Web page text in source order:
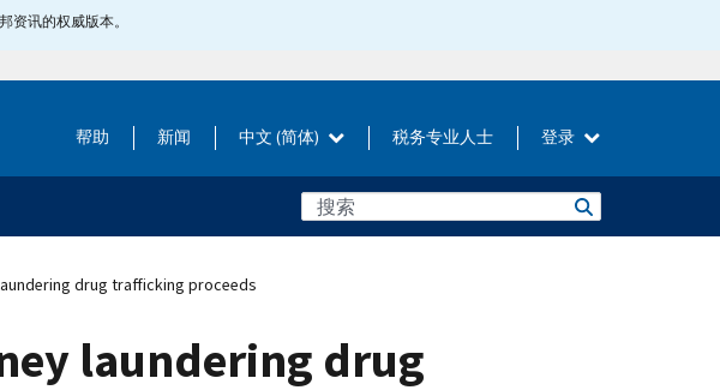
资讯的权威版本。
帮助 新闻 中文 (简体) 税务专业人士 登录
drug trafficking proceeds
laundering drug